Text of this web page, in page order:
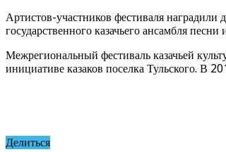
Артистов-участников фестиваля наградили
государственного казачьего ансамбля
Межрегиональный фестиваль казачьей
инициативе казаков поселка Тульского. В
Делиться